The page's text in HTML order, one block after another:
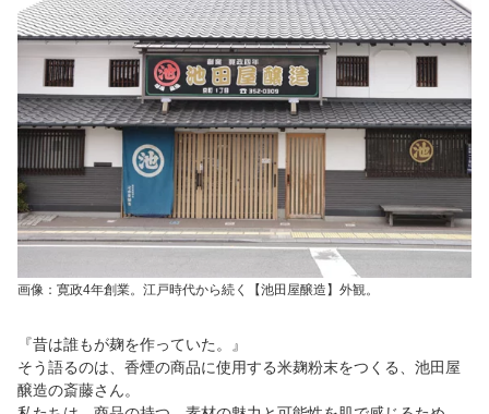
画像：寛政4年創業。江戸時代から続く【池田屋醸造】外観。
『昔は誰もが麹を作っていた。』
そう語るのは、香煙の商品に使用する米麹粉末をつくる、池田屋
醸造の斎藤さん。